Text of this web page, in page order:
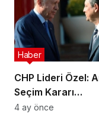
CHP Lideri Özel:
Seçim Kararı
Yürütmenin Değil
Haber
4 ay önce